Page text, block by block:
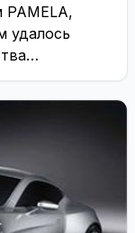
удалось
сайте
...